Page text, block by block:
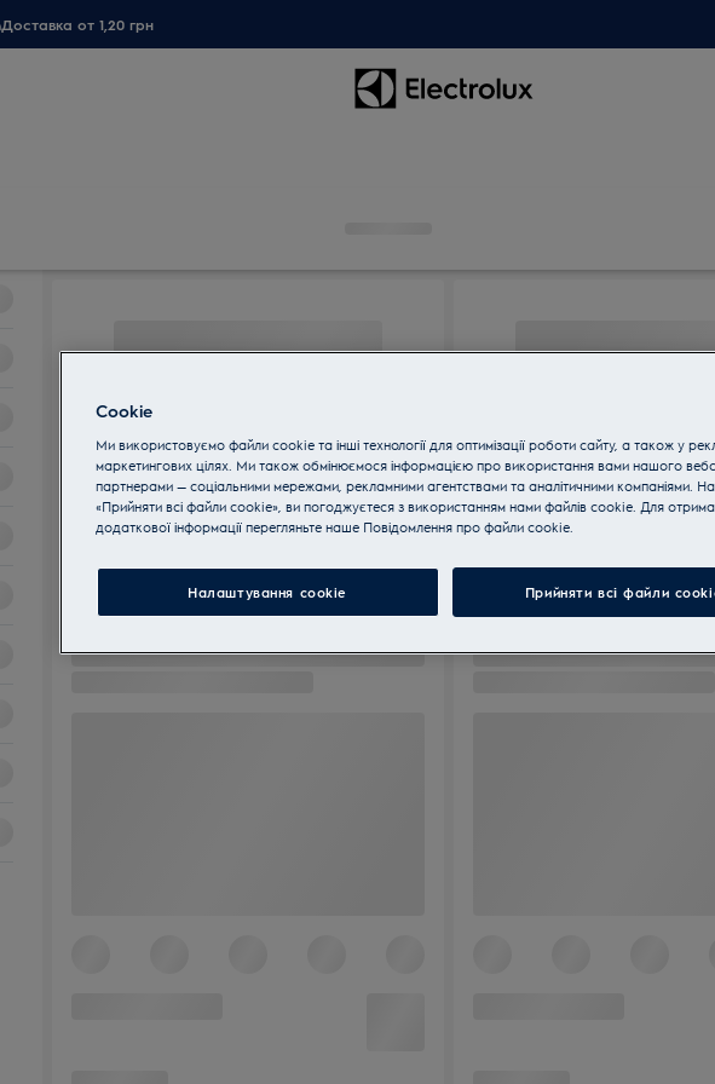
Доставка от 1,20 грн
Cookie
Ми використовуємо файли cookie та інші технології для оптимізації роботи сайту, а також у
маркетингових цілях. Ми також обмінюємося інформацією про використання вами нашого
партнерами — соціальними мережами, рекламними агентствами та аналітичними компаніями.
«Прийняти всі файли cookie», ви погоджуєтеся з використанням нами файлів cookie. Для
додаткової інформації перегляньте наше Пoвідомлення прo файли cookie.
Налаштування cookie Прийняти всі файли